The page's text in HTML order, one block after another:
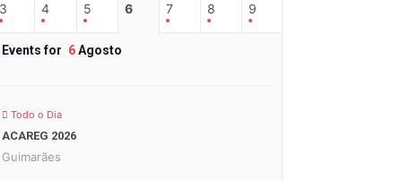
3 4 5 6 7 8 9
Events for 6Agosto
Todo o Dia
ACAREG 2026
Guimarães